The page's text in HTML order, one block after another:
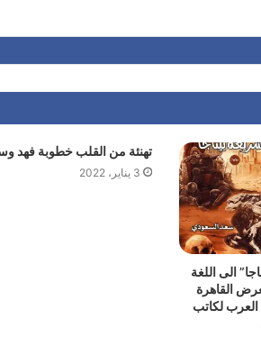
الى اللغة
القاهرة
العرب لكاتب
تهنئة من القلب خطوبة فهد
3 يناير، 2022